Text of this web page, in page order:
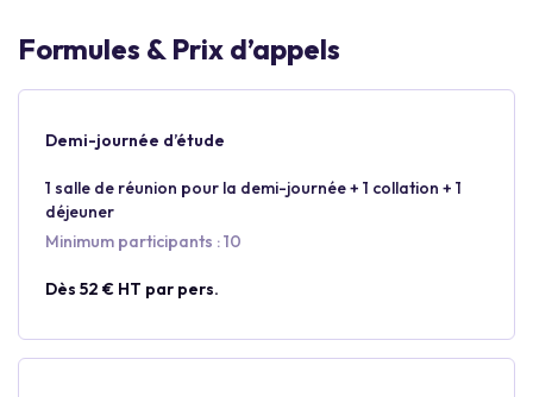
Formules & Prix d’appels
Demi-journée d’étude
1 salle de réunion pour la demi-journée + 1 collation + 1
déjeuner
Minimum participants : 10
Dès 52 € HT par pers.